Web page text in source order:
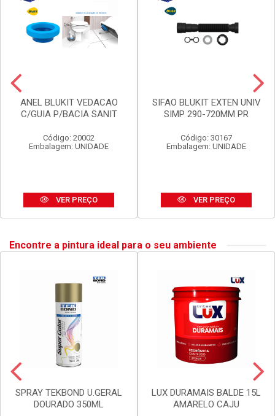
ANEL BLUKIT VEDACAO
C/GUIA P/BACIA SANIT
Código: 20002
Embalagem: UNIDADE
VER PREÇO
SIFAO BLUKIT EXTEN UNIV
SIMP 290-720MM PR
Código: 30167
Embalagem: UNIDADE
VER PREÇO
Encontre a pintura ideal para o seu ambiente
SPRAY TEKBOND U.GERAL
DOURADO 350ML
LUX DURAMAIS BALDE 15L
AMARELO CAJU